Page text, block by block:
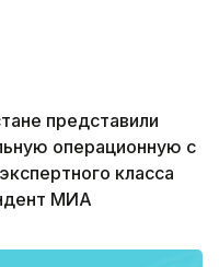
представили
операционную с
класса
МИА